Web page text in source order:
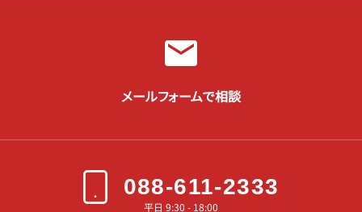
メールフォームで相談
088-611-2333
平日 9:30 - 18:00